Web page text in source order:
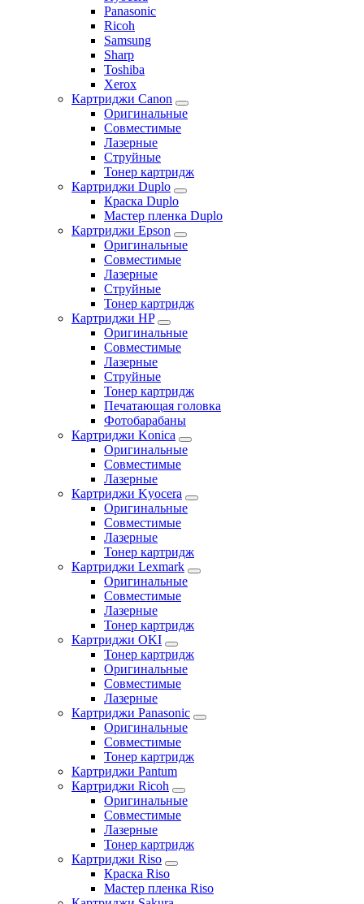
Panasonic
Ricoh
Samsung
Sharp
Toshiba
Xerox
Картриджи Canon
Оригинальные
Совместимые
Лазерные
Струйные
Тонер картридж
Картриджи Duplo
Краска Duplo
Мастер пленка Duplo
Картриджи Epson
Оригинальные
Совместимые
Лазерные
Струйные
Тонер картридж
Картриджи HP
Оригинальные
Совместимые
Лазерные
Струйные
Тонер картридж
Печатающая головка
Фотобарабаны
Картриджи Konica
Оригинальные
Совместимые
Лазерные
Картриджи Kyocera
Оригинальные
Совместимые
Лазерные
Тонер картридж
Картриджи Lexmark
Оригинальные
Совместимые
Лазерные
Тонер картридж
Картриджи OKI
Тонер картридж
Оригинальные
Совместимые
Лазерные
Картриджи Panasonic
Оригинальные
Совместимые
Тонер картридж
Картриджи Pantum
Картриджи Ricoh
Оригинальные
Совместимые
Лазерные
Тонер картридж
Картриджи Riso
Краска Riso
Мастер пленка Riso